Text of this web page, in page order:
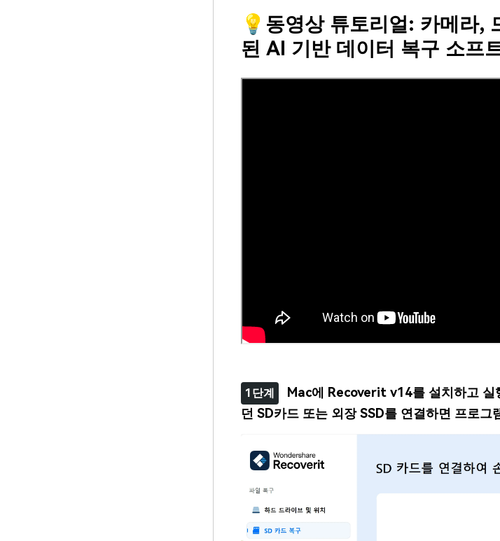
💡 동영상 튜토리얼: 카메라,
된 AI 기반 데이터 복구 소프
1단계
Mac에 Recoverit v14를 설치하고 실
던 SD카드 또는 외장 SSD를 연결하면 프로